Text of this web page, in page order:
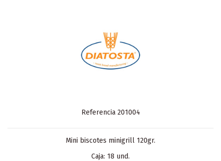
Referencia 201004
Mini biscotes minigrill 120gr.
Caja: 18 und.